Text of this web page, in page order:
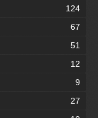
124
67
51
12
9
27